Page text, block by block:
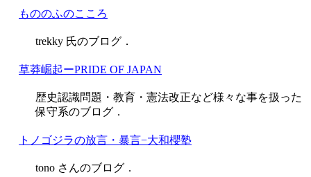
もののふのこころ
trekky 氏のブログ．
草莽崛起ーPRIDE OF JAPAN
歴史認識問題・教育・憲法改正など様々な事を扱った
保守系のブログ．
トノゴジラの放言・暴言−大和櫻塾
tono さんのブログ．